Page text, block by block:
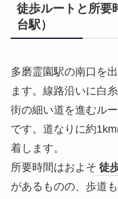
徒歩ルートと所
台駅）
多磨霊園駅の南口を
ます。線路沿いに白
街の細い道を進むル
です。道なりに約1km
着します。
所要時間はおよそ 徒
があるものの、歩道